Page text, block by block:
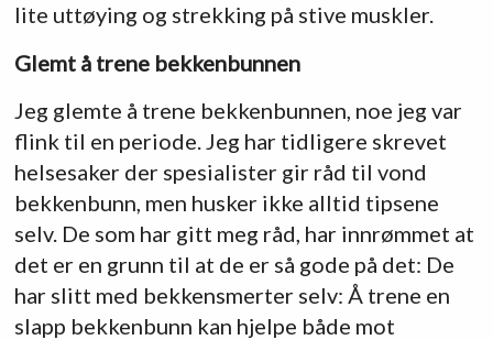
lite uttøying og strekking på stive muskler.
Glemt å trene bekkenbunnen
Jeg glemte å trene bekkenbunnen, noe jeg var
flink til en periode. Jeg har tidligere skrevet
helsesaker der spesialister gir råd til vond
bekkenbunn, men husker ikke alltid tipsene
selv. De som har gitt meg råd, har innrømmet at
det er en grunn til at de er så gode på det: De
har slitt med bekkensmerter selv: Å trene en
slapp bekkenbunn kan hjelpe både mot